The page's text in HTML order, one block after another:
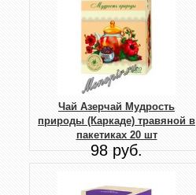
Чай Азерчай Мудрость
природы (Каркаде) травяной в
пакетиках 20 шт
98 руб.